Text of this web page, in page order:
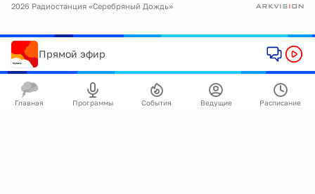
2026 Радиостанция «Серебряный Дождь»
Прямой эфир
Главная Программы События Ведущие Расписание